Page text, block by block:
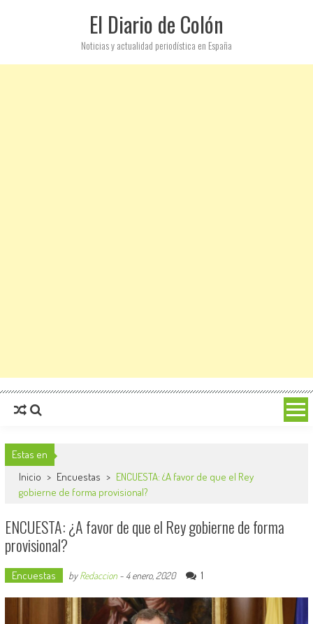
El Diario de Colón
Noticias y actualidad periodística en España
Estas en
Inicio > Encuestas > ENCUESTA: ¿A favor de que el Rey
gobierne de forma provisional?
ENCUESTA: ¿A favor de que el Rey gobierne de forma
provisional?
Encuestas byRedaccion- 4 enero, 2020 1